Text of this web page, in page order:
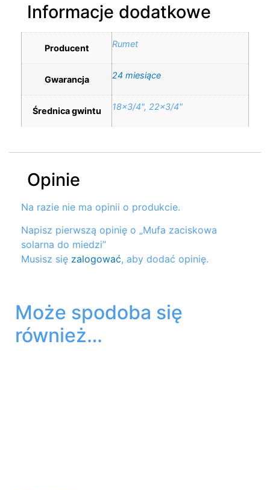
Informacje dodatkowe
Producent Rumet
Gwarancja 24 miesiące
Średnica gwintu 18×3/4", 22×3/4"
Opinie
Na razie nie ma opinii o produkcie.
Napisz pierwszą opinię o „Mufa zaciskowa
solarna do miedzi”
Musisz się zalogować, aby dodać opinię.
Może spodoba się
również…